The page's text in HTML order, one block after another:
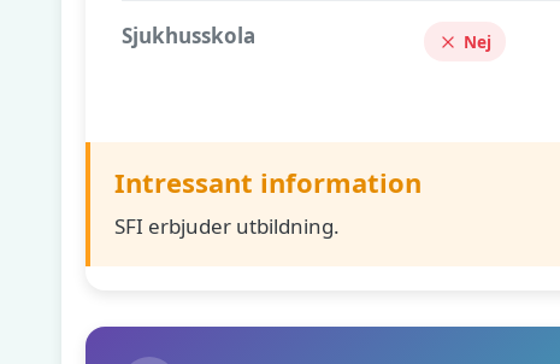
Sjukhusskola Nej
Intressant information
SFI erbjuder utbildning.